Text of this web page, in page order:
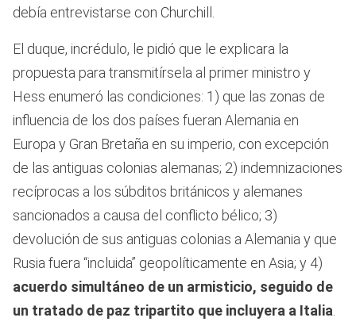
debía entrevistarse con Churchill.
El duque, incrédulo, le pidió que le explicara la
propuesta para transmitírsela al primer ministro y
Hess enumeró las condiciones: 1) que las zonas de
influencia de los dos países fueran Alemania en
Europa y Gran Bretaña en su imperio, con excepción
de las antiguas colonias alemanas; 2) indemnizaciones
recíprocas a los súbditos británicos y alemanes
sancionados a causa del conflicto bélico; 3)
devolución de sus antiguas colonias a Alemania y que
Rusia fuera “incluida” geopolíticamente en Asia; y 4)
acuerdo simultáneo de un armisticio, seguido de
un tratado de paz tripartito que incluyera a Italia